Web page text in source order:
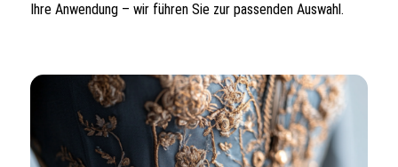
Ihre Anwendung – wir führen Sie zur passenden Auswahl.